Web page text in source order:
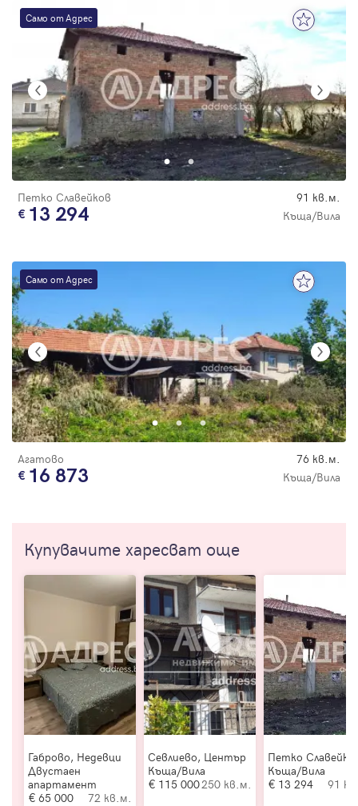
Само от Адрес
Петко Славейков 91 кв.м.
13 294 Къща/Вила
Само от Адрес
Агатово 76 кв.м.
16 873 Къща/Вила
Купувачите харесват още
Габрово, Недевци
Двустаен
апартамент
65 000
72 кв.м.
Севлиево, Център
Къща/Вила
115 000250 кв.м.
Петко
Къща/Вила
13 294
91